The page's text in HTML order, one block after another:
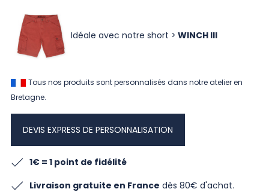
Idéale avec notre short > WINCH III
Tous nos produits sont personnalisés dans notre atelier en
Bretagne.
DEVIS EXPRESS DE PERSONNALISATION
1€ = 1 point de fidélité
Livraison gratuite en France dès 80€ d'achat.